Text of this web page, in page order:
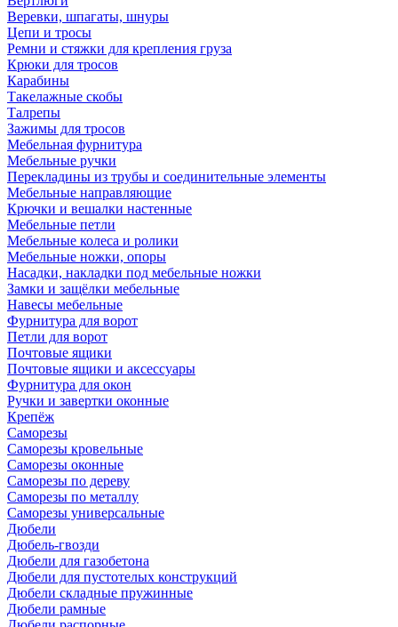
Веревки, шпагаты, шнуры
Цепи и тросы
Ремни и стяжки для крепления груза
Крюки для тросов
Карабины
Такелажные скобы
Талрепы
Зажимы для тросов
Мебельная фурнитура
Мебельные ручки
Перекладины из трубы и соединительные элементы
Мебельные направляющие
Крючки и вешалки настенные
Мебельные петли
Мебельные колеса и ролики
Мебельные ножки, опоры
Насадки, накладки под мебельные ножки
Замки и защёлки мебельные
Навесы мебельные
Фурнитура для ворот
Петли для ворот
Почтовые ящики
Почтовые ящики и аксессуары
Фурнитура для окон
Ручки и завертки оконные
Крепёж
Саморезы
Саморезы кровельные
Саморезы оконные
Саморезы по дереву
Саморезы по металлу
Саморезы универсальные
Дюбели
Дюбель-гвозди
Дюбели для газобетона
Дюбели для пустотелых конструкций
Дюбели складные пружинные
Дюбели рамные